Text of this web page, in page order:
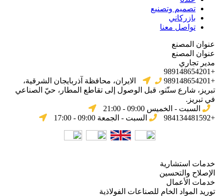
تصميم وتصنيع
بازركاني
تواصل معنا
عنوان المصنع
عنوان المصنع
مدير تجاري
+989148654201
+989148654201
الایران، محافظة آذربایجان الشرقیة،
تبریز، شارع سنّتو، قبل الوصول إلى تقاطع المطار، حيّ الصناعي
في تبریز.
السبت - الخميس 09:00 - 21:00
+984134481592
السبت - الجمعة 09:00 - 17:00
خدمات استشارية
الإصلاح والتحسين
خدمات الأعمال
توريد المواد الخام للصناعات الفولاذية